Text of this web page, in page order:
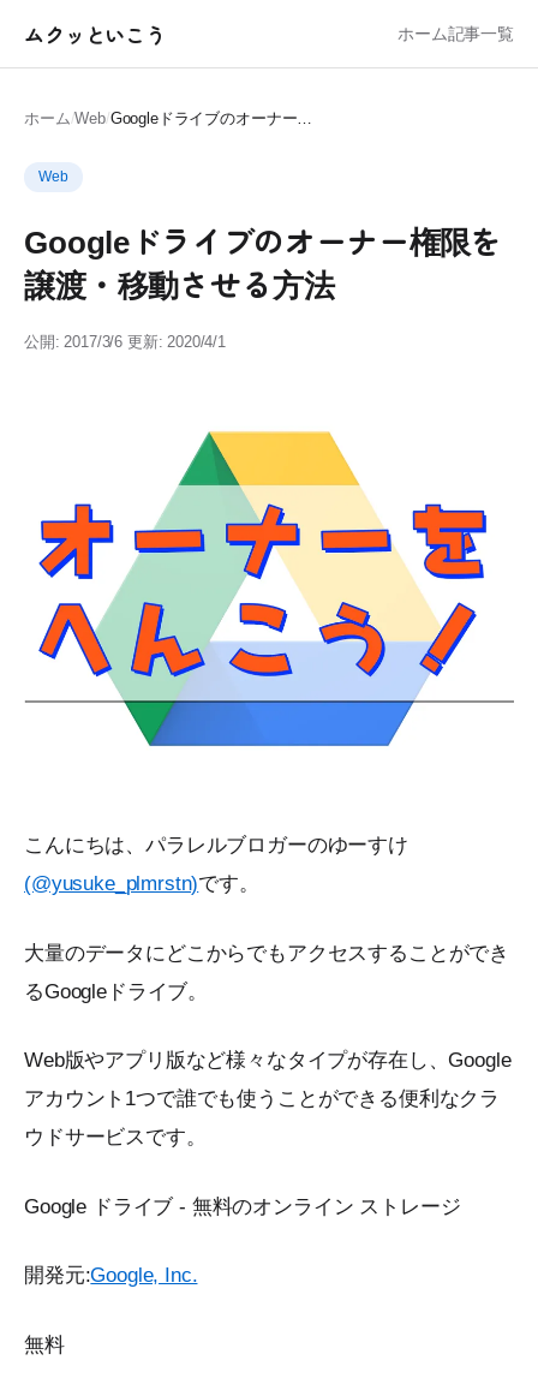
ムクッといこう ホーム記事一覧
ホーム/Web/ Googleドライブのオーナー権限を譲渡・移動させる方法
Web
Googleドライブのオーナー権限を
譲渡・移動させる方法
公開: 2017/3/6 更新: 2020/4/1
こんにちは、パラレルブロガーのゆーすけ
(@yusuke_plmrstn)です。
大量のデータにどこからでもアクセスすることができ
るGoogleドライブ。
Web版やアプリ版など様々なタイプが存在し、Google
アカウント1つで誰でも使うことができる便利なクラ
ウドサービスです。
Google ドライブ - 無料のオンライン ストレージ
開発元:Google, Inc.
無料